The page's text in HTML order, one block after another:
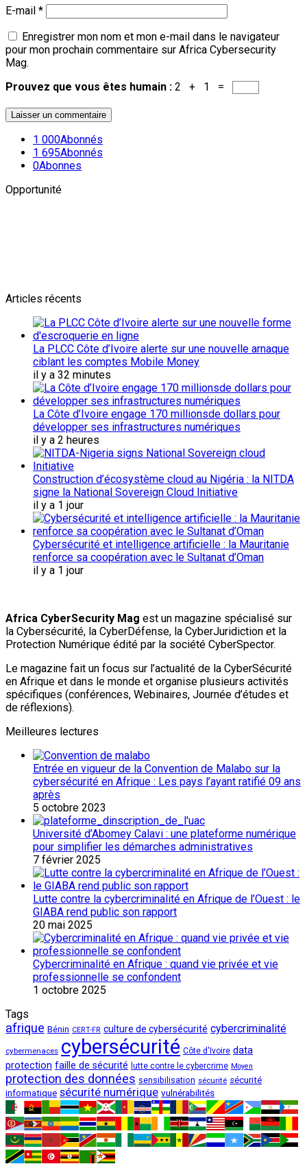
E-mail *
Enregistrer mon nom et mon e-mail dans le navigateur
pour mon prochain commentaire sur Africa Cybersecurity
Mag.
Prouvez que vous êtes humain : 2 + 1 =
1 000Abonnés
1 695Abonnés
0Abonnes
Opportunité
Articles récents
La PLCC Côte d’Ivoire alerte sur une nouvelle arnaque
ciblant les comptes Mobile Money
il y a 32 minutes
La Côte d’Ivoire engage 170 millionsde dollars pour
développer ses infrastructures numériques
il y a 2 heures
Construction d’écosystème cloud au Nigéria : la NITDA
signe la National Sovereign Cloud Initiative
il y a 1 jour
Cybersécurité et intelligence artificielle : la Mauritanie
renforce sa coopération avec le Sultanat d’Oman
il y a 1 jour
Africa CyberSecurity Mag est un magazine spécialisé sur
la Cybersécurité, la CyberDéfense, la CyberJuridiction et la
Protection Numérique édité par la société CyberSpector.
Le magazine fait un focus sur l’actualité de la CyberSécurité
en Afrique et dans le monde et organise plusieurs activités
spécifiques (conférences, Webinaires, Journée d’études et
de réflexions).
Meilleures lectures
Entrée en vigueur de la Convention de Malabo sur la
cybersécurité en Afrique : Les pays l’ayant ratifié 09 ans
après
5 octobre 2023
Université d’Abomey Calavi : une plateforme numérique
pour simplifier les démarches administratives
7 février 2025
Lutte contre la cybercriminalité en Afrique de l’Ouest : le
GIABA rend public son rapport
20 mai 2025
Cybercriminalité en Afrique : quand vie privée et vie
professionnelle se confondent
1 octobre 2025
Tags
afrique Bénin CERT-FR culture de cybersécurité cybercriminalité
cybermenaces cybersécurité Côte d'Ivoire data
protection faille de sécurité lutte contre le cybercrime Moyen
protection des données sensibilisation sécurité sécurité
informatique sécurité numérique vulnérabilités